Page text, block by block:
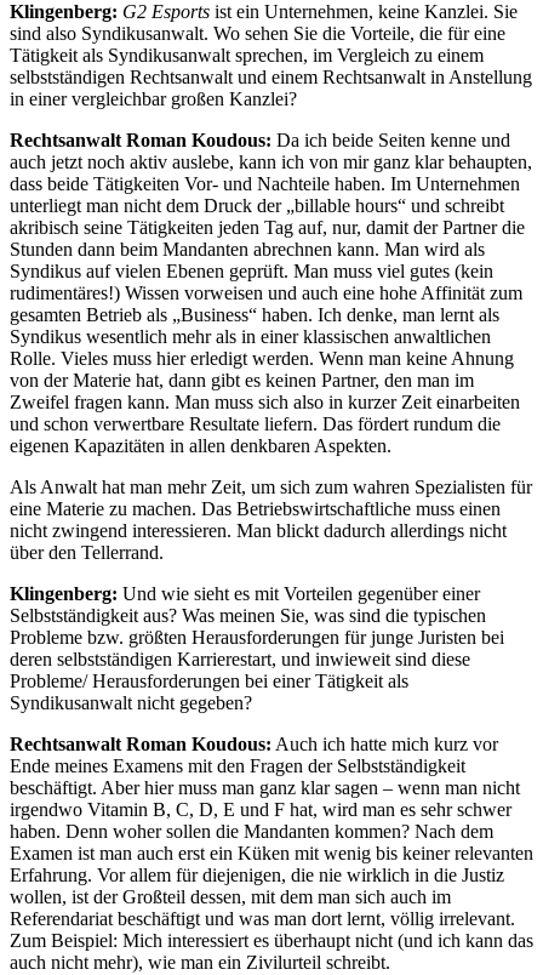
Klingenberg: G2 Esports ist ein Unternehmen, keine Kanzlei. Sie
sind also Syndikusanwalt. Wo sehen Sie die Vorteile, die für eine
Tätigkeit als Syndikusanwalt sprechen, im Vergleich zu einem
selbstständigen Rechtsanwalt und einem Rechtsanwalt in Anstellung
in einer vergleichbar großen Kanzlei?
Rechtsanwalt Roman Koudous: Da ich beide Seiten kenne und
auch jetzt noch aktiv auslebe, kann ich von mir ganz klar behaupten,
dass beide Tätigkeiten Vor- und Nachteile haben. Im Unternehmen
unterliegt man nicht dem Druck der „billable hours“ und schreibt
akribisch seine Tätigkeiten jeden Tag auf, nur, damit der Partner die
Stunden dann beim Mandanten abrechnen kann. Man wird als
Syndikus auf vielen Ebenen geprüft. Man muss viel gutes (kein
rudimentäres!) Wissen vorweisen und auch eine hohe Affinität zum
gesamten Betrieb als „Business“ haben. Ich denke, man lernt als
Syndikus wesentlich mehr als in einer klassischen anwaltlichen
Rolle. Vieles muss hier erledigt werden. Wenn man keine Ahnung
von der Materie hat, dann gibt es keinen Partner, den man im
Zweifel fragen kann. Man muss sich also in kurzer Zeit einarbeiten
und schon verwertbare Resultate liefern. Das fördert rundum die
eigenen Kapazitäten in allen denkbaren Aspekten.
Als Anwalt hat man mehr Zeit, um sich zum wahren Spezialisten für
eine Materie zu machen. Das Betriebswirtschaftliche muss einen
nicht zwingend interessieren. Man blickt dadurch allerdings nicht
über den Tellerrand.
Klingenberg: Und wie sieht es mit Vorteilen gegenüber einer
Selbstständigkeit aus? Was meinen Sie, was sind die typischen
Probleme bzw. größten Herausforderungen für junge Juristen bei
deren selbstständigen Karrierestart, und inwieweit sind diese
Probleme/ Herausforderungen bei einer Tätigkeit als
Syndikusanwalt nicht gegeben?
Rechtsanwalt Roman Koudous: Auch ich hatte mich kurz vor
Ende meines Examens mit den Fragen der Selbstständigkeit
beschäftigt. Aber hier muss man ganz klar sagen – wenn man nicht
irgendwo Vitamin B, C, D, E und F hat, wird man es sehr schwer
haben. Denn woher sollen die Mandanten kommen? Nach dem
Examen ist man auch erst ein Küken mit wenig bis keiner relevanten
Erfahrung. Vor allem für diejenigen, die nie wirklich in die Justiz
wollen, ist der Großteil dessen, mit dem man sich auch im
Referendariat beschäftigt und was man dort lernt, völlig irrelevant.
Zum Beispiel: Mich interessiert es überhaupt nicht (und ich kann das
auch nicht mehr), wie man ein Zivilurteil schreibt.